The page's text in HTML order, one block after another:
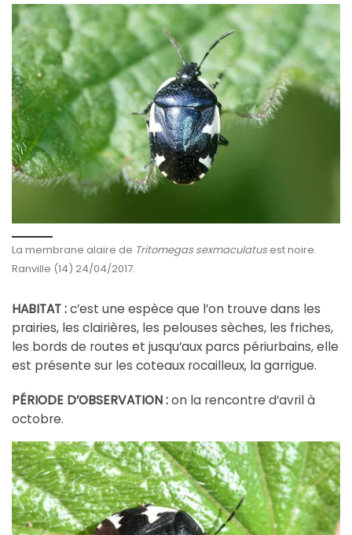
La membrane alaire de Tritomegas sexmaculatusest noire.
Ranville (14) 24/04/2017.
HABITAT :c’est une espèce que l’on trouve dans les
prairies, les clairières, les pelouses sèches, les friches,
les bords de routes et jusqu’aux parcs périurbains, elle
est présente sur les coteaux rocailleux, la garrigue.
PÉRIODE D’OBSERVATION :on la rencontre d’avril à
octobre.